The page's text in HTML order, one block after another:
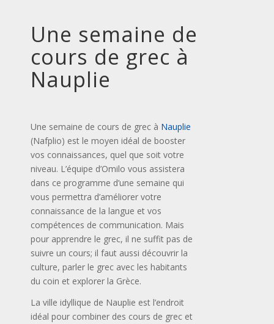
Une semaine de
cours de grec à
Nauplie
Une semaine de cours de grec à Nauplie
(Nafplio) est le moyen idéal de booster
vos connaissances, quel que soit votre
niveau. L’équipe d’Omilo vous assistera
dans ce programme d’une semaine qui
vous permettra d’améliorer votre
connaissance de la langue et vos
compétences de communication. Mais
pour apprendre le grec, il ne suffit pas de
suivre un cours; il faut aussi découvrir la
culture, parler le grec avec les habitants
du coin et explorer la Grèce.
La ville idyllique de Nauplie est l’endroit
idéal pour combiner des cours de grec et